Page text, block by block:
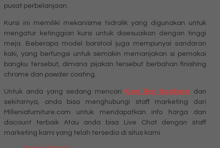
pusat perbelanjaan.
Kursi ini memiliki mekanisme hidrolik yang digunakan untuk
mengatur ketinggian kursi untuk disesuaikan dengan tinggi
meja. Beberapa model barstool juga mempunyai sandaran
kaki, yang berfungsi untuk semakin memanjakan si pemakai
bangku tersebut, dimana pijakan tersebut berbahan finishing
chrome dan powder coating.
Untuk anda yang sedang mencari Kursi Bar Surabaya dan
sekitarnya, anda bisa menghubungi staff marketing dari
Milleniafurniture.com untuk mendapatkan info harga dan
discount terbaik Atau anda bisa Live Chat dengan staff
marketing kami yang telah tersedia di situs kami.